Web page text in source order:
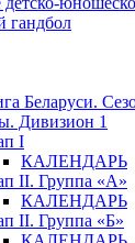
гандбол
Беларуси.
Дивизион 1
I
КАЛЕНДАРЬ
II. Группа «А»
КАЛЕНДАРЬ
II. Группа «Б»